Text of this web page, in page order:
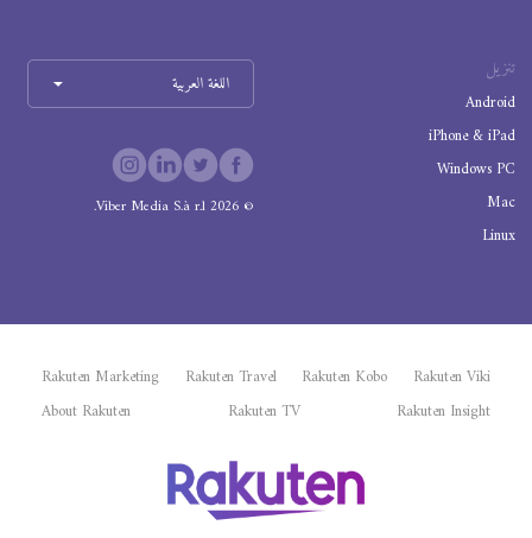
تنزيل
Android
iPhone & iPad
Windows PC
Mac
Linux
اللغة العربية
©
2026
Viber Media S.à r.l.
Rakuten Viki
Rakuten Kobo
Rakuten Travel
Rakuten Marketing
Rakuten Insight
Rakuten TV
About Rakuten